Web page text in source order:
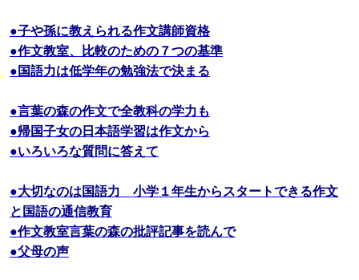
●子や孫に教えられる作文講師資格
●作文教室、比較のための７つの基準
●国語力は低学年の勉強法で決まる
●言葉の森の作文で全教科の学力も
●帰国子女の日本語学習は作文から
●いろいろな質問に答えて
●大切なのは国語力 小学１年生からスタートできる作文
と国語の通信教育
●作文教室言葉の森の批評記事を読んで
●父母の声